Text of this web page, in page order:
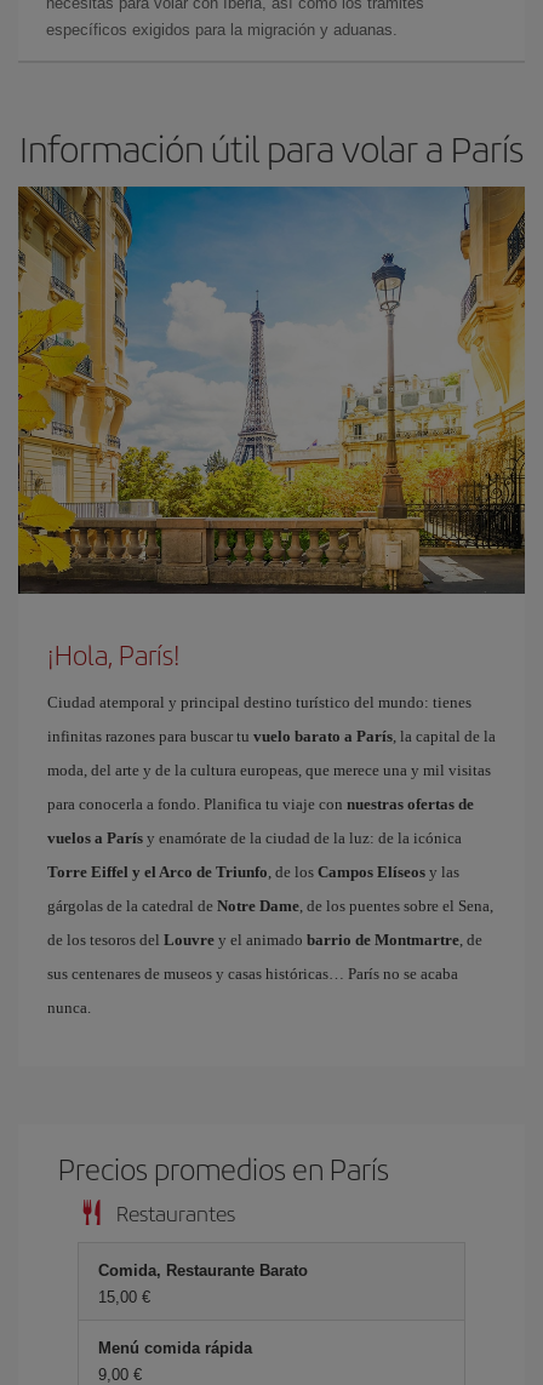
específicos exigidos para la migración y aduanas.
Información útil para volar a París
¡Hola, París!
Ciudad atemporal y principal destino turístico del mundo: tienes
infinitas razones para buscar tu vuelo barato a París, la capital de la
moda, del arte y de la cultura europeas, que merece una y mil visitas
para conocerla a fondo. Planifica tu viaje con nuestras ofertas de
vuelos a París y enamórate de la ciudad de la luz: de la icónica
Torre Eiffel y el Arco de Triunfo, de los Campos Elíseos y las
gárgolas de la catedral de Notre Dame, de los puentes sobre el Sena,
de los tesoros del Louvre y el animado barrio de Montmartre, de
sus centenares de museos y casas históricas… París no se acaba
nunca.
Precios promedios en París
Restaurantes
Comida, Restaurante Barato
15,00 €
Menú comida rápida
9,00 €